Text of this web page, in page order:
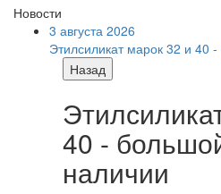
Новости
3 августа 2026
Этилсиликат марок 32 и 40
Назад
40 -
наличии